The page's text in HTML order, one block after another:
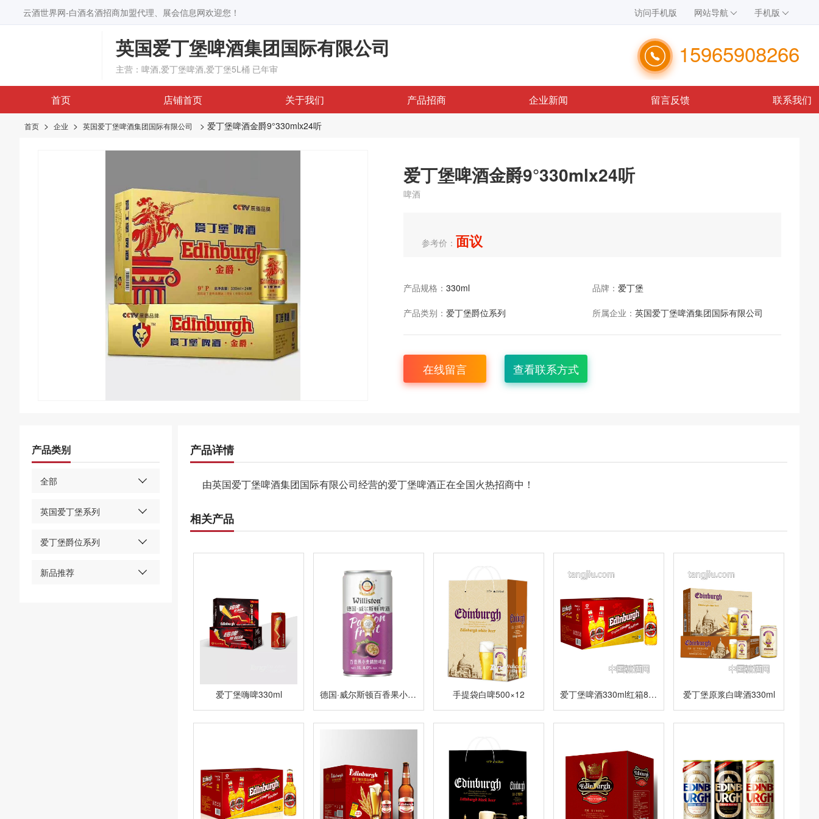
云酒世界网-白酒名酒招商加盟代理、展会信息网欢迎您！ 访问手机版 网站导航 手机版
英国爱丁堡啤酒集团国际有限公司
主营：啤酒,爱丁堡啤酒,爱丁堡5L桶 已年审
15965908266
首页 店铺首页 关于我们 产品招商 企业新闻 留言反馈 联系我们
首页 > 企业 > 英国爱丁堡啤酒集团国际有限公司 > 爱丁堡啤酒金爵9°330mlx24听
爱丁堡啤酒金爵9°330mlx24听
啤酒
参考价： 面议
产品规格： 330ml 品牌： 爱丁堡
产品类别： 爱丁堡爵位系列 所属企业： 英国爱丁堡啤酒集团国际有限公司
在线留言 查看联系方式
产品类别
全部
英国爱丁堡系列
爱丁堡爵位系列
新品推荐
产品详情
由英国爱丁堡啤酒集团国际有限公司经营的爱丁堡啤酒正在全国火热招商中！
相关产品
爱丁堡嗨啤330ml 德国·威尔斯顿百香果小麦精酿啤酒 手提袋白啤500×12 爱丁堡啤酒330ml红箱8度小瓶 爱丁堡原浆白啤酒330ml